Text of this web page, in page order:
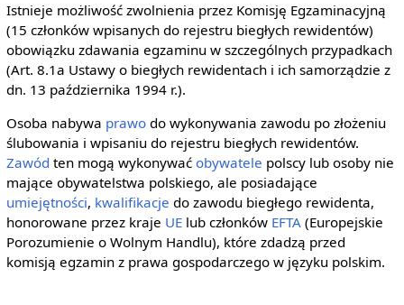
Istnieje możliwość zwolnienia przez Komisję Egzaminacyjną
(15 członków wpisanych do rejestru biegłych rewidentów)
obowiązku zdawania egzaminu w szczególnych przypadkach
(Art. 8.1a Ustawy o biegłych rewidentach i ich samorządzie z
dn. 13 października 1994 r.).
Osoba nabywa prawodo wykonywania zawodu po złożeniu
ślubowania i wpisaniu do rejestru biegłych rewidentów.
Zawód ten mogą wykonywać obywatele polscy lub osoby nie
mające obywatelstwa polskiego, ale posiadające
umiejętności, kwalifikacje do zawodu biegłego rewidenta,
honorowane przez kraje UElub członków EFTA(Europejskie
Porozumienie o Wolnym Handlu), które zdadzą przed
komisją egzamin z prawa gospodarczego w języku polskim.